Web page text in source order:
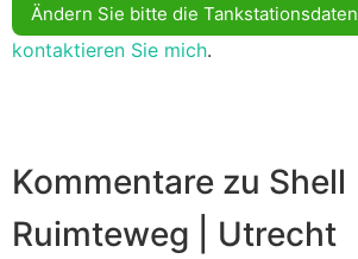
Ändern Sie bitte die Tankstationsdaten
kontaktieren Sie mich.
Kommentare zu Shell
Ruimteweg | Utrecht